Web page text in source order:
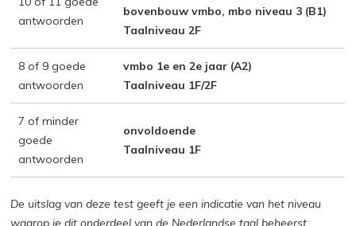
antwoorden
bovenbouw vmbo, mbo niveau 3 (B1)
Taalniveau 2F
8 of 9 goede
antwoorden
vmbo 1e en 2e jaar (A2)
Taalniveau 1F/2F
7 of minder
goede
antwoorden
onvoldoende
Taalniveau 1F
De uitslag van deze test geeft je een indicatie van het niveau
waarop je dit onderdeel van de Nederlandse taal beheerst.